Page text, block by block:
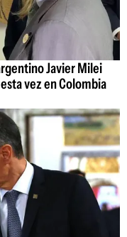
Javier Milei
vez en Colombia